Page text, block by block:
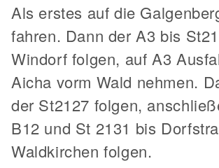
Als erstes auf die
fahren. Dann der A3 bis
Windorf folgen, auf A3
Aicha vorm Wald nehmen.
der St2127 folgen,
B12 und St 2131 bis
Waldkirchen folgen.